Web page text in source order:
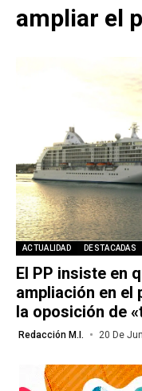
ampliar el
ACTUALIDAD DESTACADAS
El PP insiste en
ampliación en el
la oposición de
Redacción M.I. 20 De